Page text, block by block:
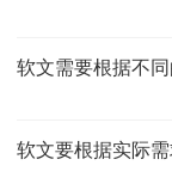
软文需要根据不
软文要根据实际